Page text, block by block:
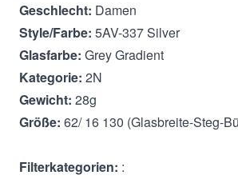
Geschlecht: Damen
Style/Farbe: 5AV-337 Silver
Glasfarbe: Grey Gradient
Kategorie: 2N
Gewicht: 28g
Größe: 62/ 16 130 (Glasbreite-Steg-
Filterkategorien: :